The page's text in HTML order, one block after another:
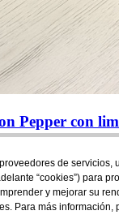
de servicios,
“cookies”) para
y mejorar su
Para más información,
Pepper con